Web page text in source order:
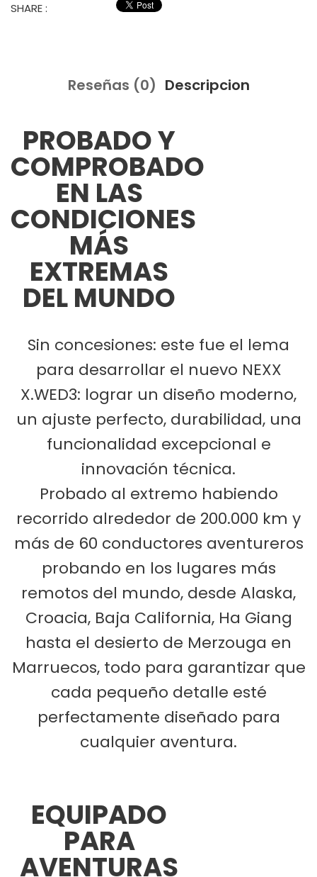
SHARE :
Reseñas (0) Descripcion
PROBADO Y
COMPROBADO
EN LAS
CONDICIONES
MÁS
EXTREMAS
DEL MUNDO
Sin concesiones: este fue el lema
para desarrollar el nuevo NEXX
X.WED3: lograr un diseño moderno,
un ajuste perfecto, durabilidad, una
funcionalidad excepcional e
innovación técnica.
Probado al extremo habiendo
recorrido alrededor de 200.000 km y
más de 60 conductores aventureros
probando en los lugares más
remotos del mundo, desde Alaska,
Croacia, Baja California, Ha Giang
hasta el desierto de Merzouga en
Marruecos, todo para garantizar que
cada pequeño detalle esté
perfectamente diseñado para
cualquier aventura.
EQUIPADO
PARA
AVENTURAS